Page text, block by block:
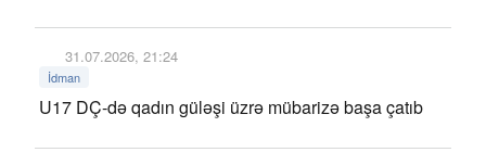
31.07.2026, 21:24
İdman
U17 DÇ-də qadın güləşi üzrə mübarizə başa çatıb